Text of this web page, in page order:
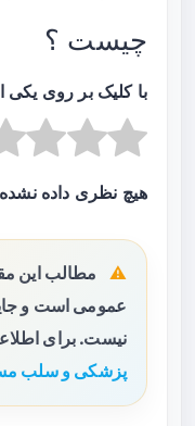
چیست ؟
با کلیک بر روی یکی از ستاره ها
هیچ نظری داده
مطالب این
عمومی است و
نیست. برای
پزشکی و سلب